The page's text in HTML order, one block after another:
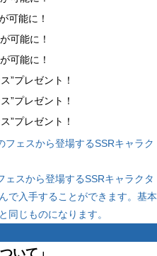
可能に！
可能に！
可能に！
”プレゼント！
”プレゼント！
”プレゼント！
フェスから登場するSSRキャラク
ェスから登場するSSRキャラクタ
で入手することができます。基本
同じものになります。